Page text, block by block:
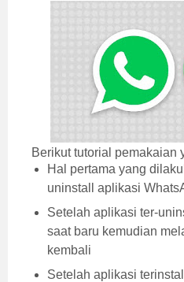
Berikut tutorial pemakaian
Hal pertama yang
uninstall aplikasi
Setelah aplikasi ter-
saat baru kemudian
kembali
Setelah aplikasi